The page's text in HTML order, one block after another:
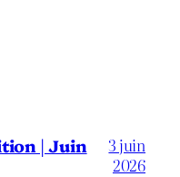
| Juin
3 juin
2026